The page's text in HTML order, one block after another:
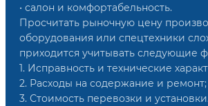
• салон и комфортабельность.
Просчитать рыночную цену
оборудования или спецтехники
приходится учитывать следующие
1. Исправность и технические
2. Расходы на содержание и ремонт;
3. Стоимость перевозки и установки.